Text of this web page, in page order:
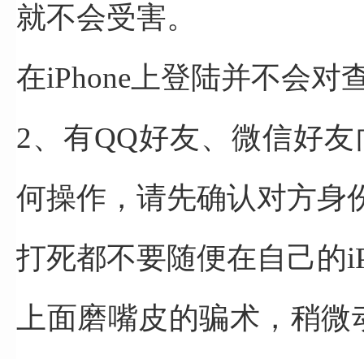
就不会受害。
在iPhone上登陆并不会对
2、有QQ好友、微信好
何操作，请先确认对方身
打死都不要随便在自己的
上面磨嘴皮的骗术，稍